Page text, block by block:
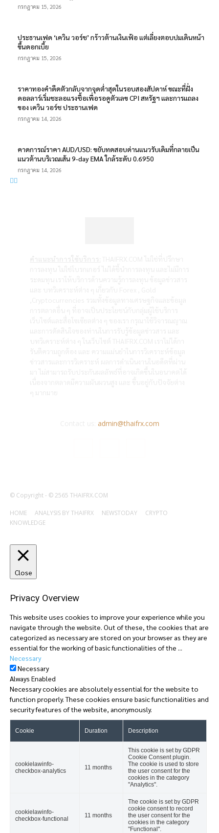
กรกฎาคม 15, 2026
ประธานเฟด ‘เควิน วอร์ช’ กร้าวต้านเงินเฟ้อ แต่เลี่ยงตอบปมเดินหน้า
ขึ้นดอกเบี้ย
กรกฎาคม 15, 2026
ราคาทองคำดีดตัวกลับจากจุดต่ำสุดในรอบสองสัปดาห์ ขณะที่ฝั่ง
ดอลลาร์เริ่มชะลอแรงซื้อเพื่อรอดูตัวเลข CPI สหรัฐฯ และการแถลง
ของ เควิน วอร์ช ประธานเฟด
กรกฎาคม 14, 2026
คาดการณ์ราคา AUD/USD: ขยับทดสอบด่านแนวรับเดิมที่กลายเป็น
แนวต้านบริเวณเส้น 9-day EMA ใกล้ระดับ 0.6950
กรกฎาคม 14, 2026
admin@thaifrx.com
© Copyright - © 2565 THAIFRX.COM
HOME ANALYSIS BY THAIFRX NEWSTODAY
CRYPTO
KNOWLEDGE
Close
Privacy Overview
This website uses cookies to improve your experience while you
navigate through the website. Out of these, the cookies that are
categorized as necessary are stored on your browser as they are
essential for the working of basic functionalities of the ...
Necessary
Necessary
Always Enabled
Necessary cookies are absolutely essential for the website to
function properly. These cookies ensure basic functionalities and
security features of the website, anonymously.
Cookie Duration Description
cookielawinfo-
checkbox-analytics
11 months
This cookie is set by GDPR
Cookie Consent plugin.
The cookie is used to store
the user consent for the
cookies in the category
"Analytics".
cookielawinfo-
checkbox-functional
11 months
The cookie is set by GDPR
cookie consent to record
the user consent for the
cookies in the category
"Functional".